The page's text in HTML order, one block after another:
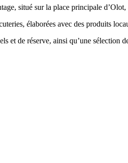
situé sur la place principale
élaborées avec des produits
et de réserve, ainsi qu’une sélection